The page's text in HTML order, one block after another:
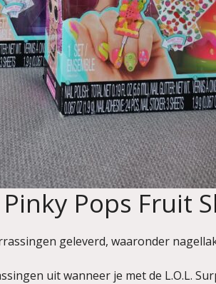
Pops Fruit
geleverd, waaronder
uit wanneer je met de L.O.L.